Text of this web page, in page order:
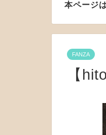
本ページ
FANZA
【